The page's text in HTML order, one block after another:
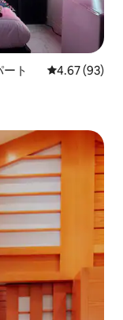
ト レビュー93
4.67 (93)